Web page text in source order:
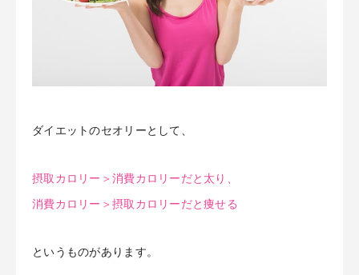
ダイエットのセオリーとして、
摂取カロリー＞消費カロリーだと太り、
消費カロリー＞摂取カロリーだと痩せる
というものがあります。